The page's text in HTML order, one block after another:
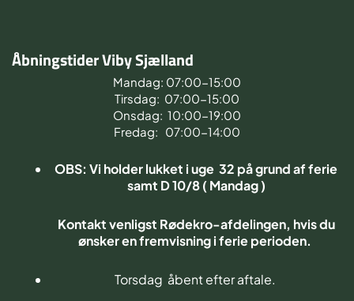
Åbningstider Viby Sjælland
Mandag: 07:00-15:00
Tirsdag: 07:00-15:00
Onsdag: 10:00-19:00
Fredag: 07:00-14:00
OBS: Vi holder lukket i uge 32 på grund af ferie
samt D 10/8 ( Mandag )
Kontakt venligst Rødekro-afdelingen, hvis du
ønsker en fremvisning i ferie perioden.
Torsdag åbent efter aftale.